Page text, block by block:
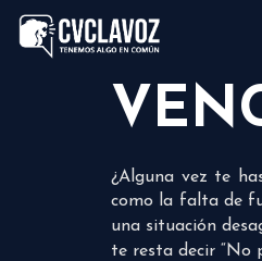
¿Alguna vez te
como la falta de
una situación
te resta decir “No